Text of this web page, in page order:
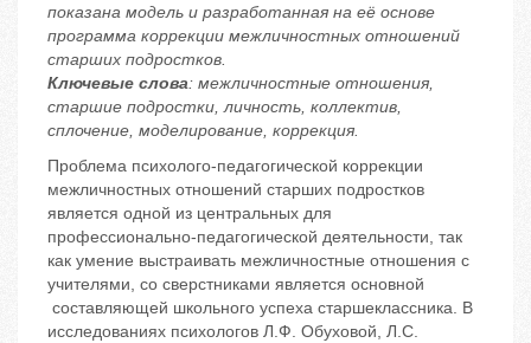
показана модель и разработанная на её основе
программа коррекции межличностных отношений
старших подростков.
Ключевые слова: межличностные отношения,
старшие подростки, личность, коллектив,
сплочение, моделирование, коррекция.
Проблема психолого-педагогической коррекции
межличностных отношений старших подростков
является одной из центральных для
профессионально-педагогической деятельности, так
как умение выстраивать межличностные отношения с
учителями, со сверстниками является основной
составляющей школьного успеха старшеклассника. В
исследованиях психологов Л.Ф. Обуховой, Л.С.